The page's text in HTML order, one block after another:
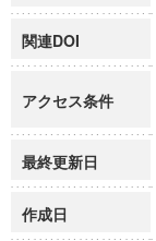
関連DOI
アクセス条件
最終更新日
作成日